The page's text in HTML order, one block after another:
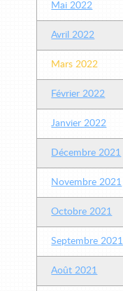
Mai 2022
Avril 2022
Mars 2022
Février 2022
Janvier 2022
Décembre 2021
Novembre 2021
Octobre 2021
Septembre 2021
Août 2021